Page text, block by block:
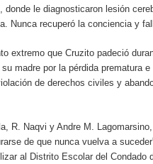
le diagnosticaron lesión
Nunca recuperó la conciencia y
extremo que Cruzito padeció
madre por la pérdida prematura
de derechos civiles y
R. Naqvi y Andre M.
de que nunca vuelva a
al Distrito Escolar del Condado